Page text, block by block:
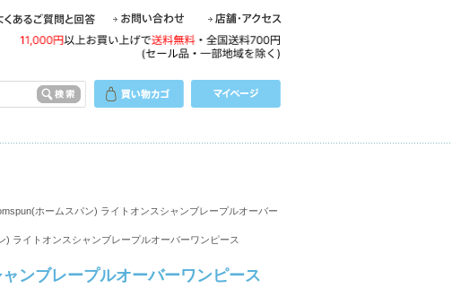
ホームスパン) ライトオンスシャンブレープルオーバー
) ライトオンスシャンブレープルオーバーワンピース
ンブレープルオーバーワンピース